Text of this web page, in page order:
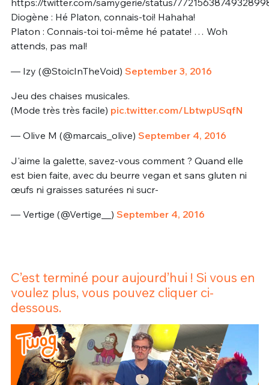
https://twitter.com/samygerie/status/
Diogène : Hé Platon, connais-toi! Hahaha!
Platon : Connais-toi toi-même hé patate! … Woh
attends, pas mal!
— Izy (@StoicInTheVoid) September 3, 2016
Jeu des chaises musicales.
(Mode très très facile) pic.twitter.com/LbtwpUSqfN
— Olive M (@marcais_olive) September 4, 2016
J'aime la galette, savez-vous comment ? Quand elle
est bien faite, avec du beurre vegan et sans gluten ni
œufs ni graisses saturées ni sucr-
— Vertige (@Vertige__) September 4, 2016
C’est terminé pour aujourd’hui ! Si vous en
voulez plus, vous pouvez cliquer ci-
dessous.